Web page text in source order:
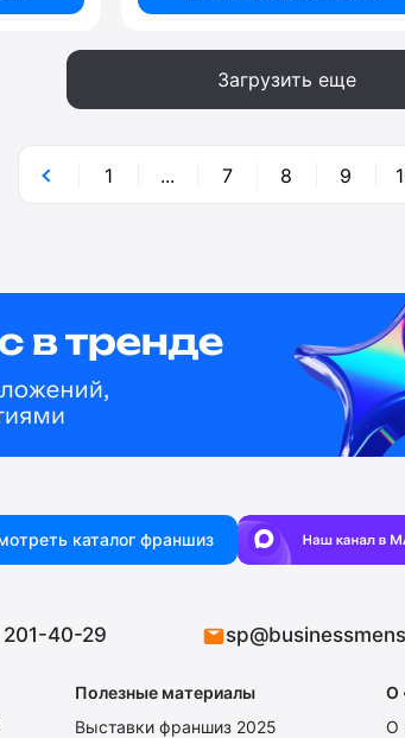
Загрузить еще
1 ... 7 8 9
каталог франшиз
40-29
Полезные материалы
Выставки франшиз 2025
О
О